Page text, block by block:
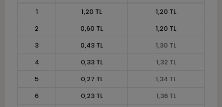
1 1,20 TL
1,20 TL
2
0,60 TL
1,20 TL
3
0,43 TL
1,30 TL
4
0,33 TL
1,32 TL
5
0,27 TL
1,34 TL
6
0,23 TL
1,36 TL